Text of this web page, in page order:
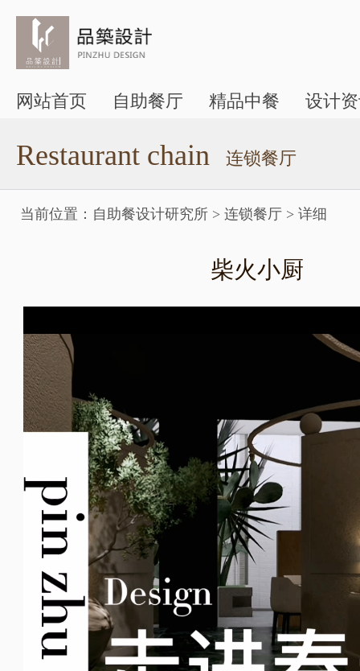
网站首页 自助餐厅 精品中餐 设计
Restaurant chain 连锁餐厅
当前位置： 自助餐设计研究所 > 连锁餐厅 > 详细
柴火小厨